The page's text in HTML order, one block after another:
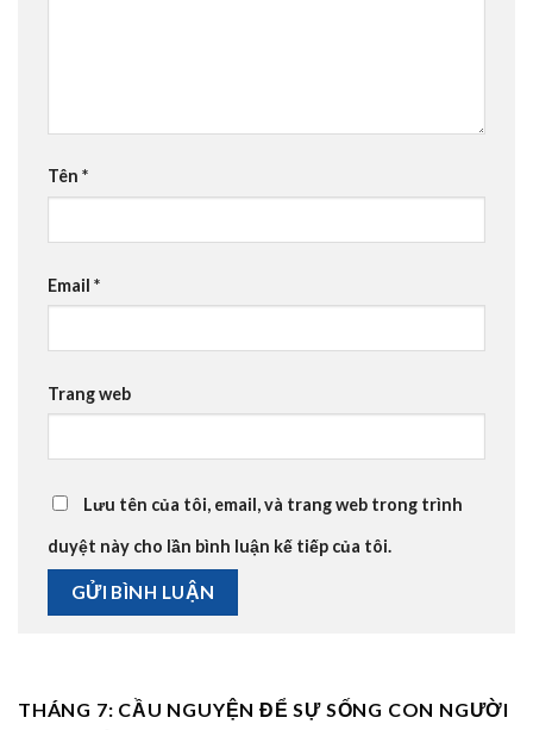
Tên *
Email *
Trang web
Lưu tên của tôi, email, và trang web trong trình
duyệt này cho lần bình luận kế tiếp của tôi.
THÁNG 7: CẦU NGUYỆN ĐỂ SỰ SỐNG CON NGƯỜI